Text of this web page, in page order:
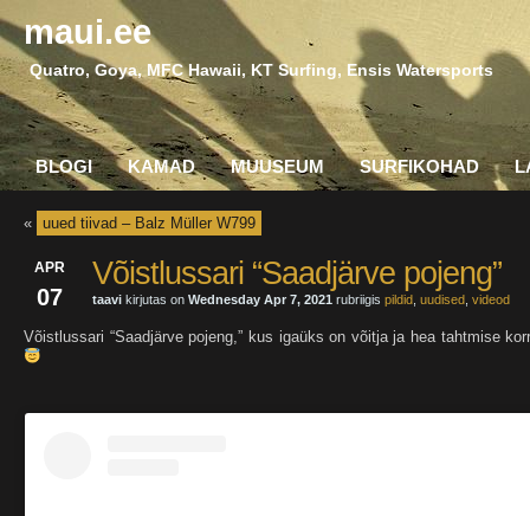
maui.ee
Quatro, Goya, MFC Hawaii, KT Surfing, Ensis Watersports
BLOGI KAMAD MUUSEUM SURFIKOHAD
« uued tiivad – Balz Müller W799
APR
07
Võistlussari “Saadjärve pojeng”
taavi kirjutas on Wednesday Apr 7, 2021 rubriigis pildid uudised videod
Võistlussari “Saadjärve pojeng,” kus igaüks on võitja ja hea tahtmise